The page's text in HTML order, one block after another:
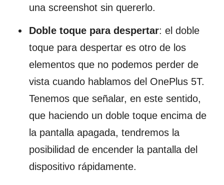
una screenshot sin quererlo.
Doble toque para despertar: el doble
toque para despertar es otro de los
elementos que no podemos perder de
vista cuando hablamos del OnePlus 5T.
Tenemos que señalar, en este sentido,
que haciendo un doble toque encima de
la pantalla apagada, tendremos la
posibilidad de encender la pantalla del
dispositivo rápidamente.